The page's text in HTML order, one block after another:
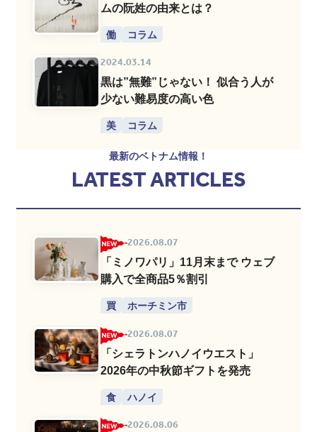
ムの阮姓の由来とは？
働 コラム
2024.03.14
黒は”無難”じゃない！ 似合う人が
少ない難易度の高い色
美 コラム
最新のベトナム情報！
LATEST ARTICLES
2026.08.07
「ミノワパリ」11月末まで ウェブ
購入で全商品5％割引
買 ホーチミン市
2026.08.07
「シェラトンハノイウエスト」
2026年の中秋節ギフトを発売
食 ハノイ
2026.08.06